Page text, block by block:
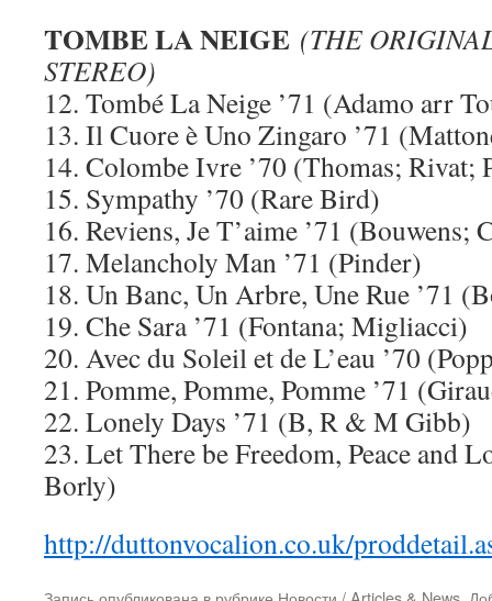
TOMBE LA NEIGE (THE
STEREO)
12. Tombé La Neige ’71 (Adamo arr
13. Il Cuore è Uno Zingaro ’71
14. Colombe Ivre ’70 (Thomas; Rivat;
15. Sympathy ’70 (Rare Bird)
16. Reviens, Je T’aime ’71 (Bouwens;
17. Melancholy Man ’71 (Pinder)
18. Un Banc, Un Arbre, Une Rue ’71
19. Che Sara ’71 (Fontana; Migliacci)
20. Avec du Soleil et de L’eau ’70
21. Pomme, Pomme, Pomme ’71
22. Lonely Days ’71 (B, R & M Gibb)
23. Let There be Freedom, Peace and
Borly)
http://duttonvocalion.co.uk/